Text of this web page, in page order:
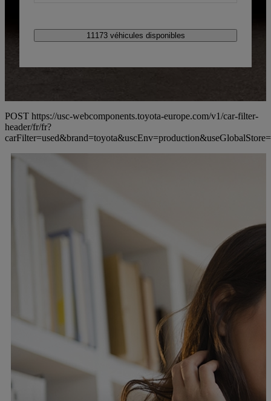
11173 véhicules disponibles
POST https://usc-webcomponents.toyota-europe.com/v1/car-filter-
header/fr/fr?